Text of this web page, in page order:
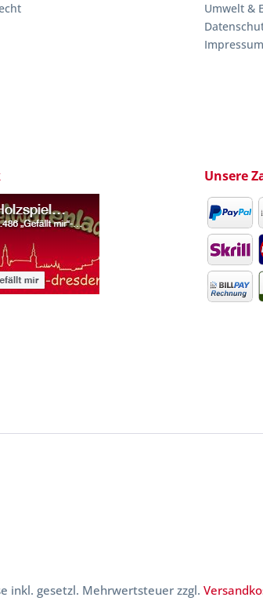
Umwelt &
Impressum
Unsere
inkl. gesetzl. Mehrwertsteuer zzgl.